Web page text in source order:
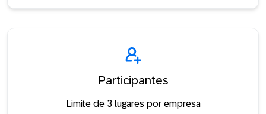
Participantes
Limite de 3 lugares por empresa